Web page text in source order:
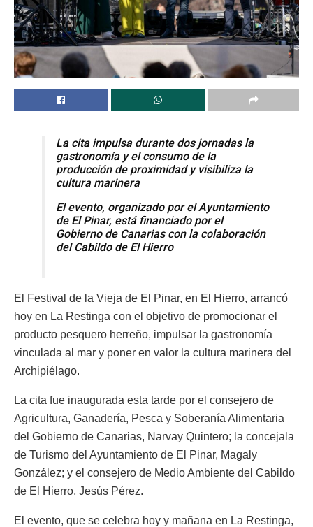
La cita impulsa durante dos jornadas la
gastronomía y el consumo de la
producción de proximidad y visibiliza la
cultura marinera
El evento, organizado por el Ayuntamiento
de El Pinar, está financiado por el
Gobierno de Canarias con la colaboración
del Cabildo de El Hierro
El Festival de la Vieja de El Pinar, en El Hierro, arrancó
hoy en La Restinga con el objetivo de promocionar el
producto pesquero herreño, impulsar la gastronomía
vinculada al mar y poner en valor la cultura marinera del
Archipiélago.
La cita fue inaugurada esta tarde por el consejero de
Agricultura, Ganadería, Pesca y Soberanía Alimentaria
del Gobierno de Canarias, Narvay Quintero; la concejala
de Turismo del Ayuntamiento de El Pinar, Magaly
González; y el consejero de Medio Ambiente del Cabildo
de El Hierro, Jesús Pérez.
El evento, que se celebra hoy y mañana en La Restinga,